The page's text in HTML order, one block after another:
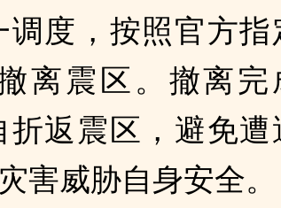
度，按照官方指
离震区。撤离完
返震区，避免遭
害威胁自身安全。